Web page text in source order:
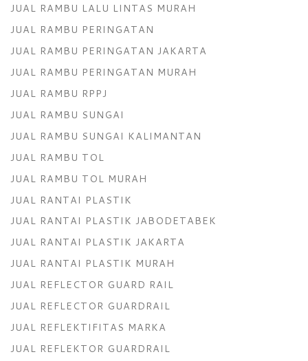
JUAL RAMBU LALU LINTAS MURAH
JUAL RAMBU PERINGATAN
JUAL RAMBU PERINGATAN JAKARTA
JUAL RAMBU PERINGATAN MURAH
JUAL RAMBU RPPJ
JUAL RAMBU SUNGAI
JUAL RAMBU SUNGAI KALIMANTAN
JUAL RAMBU TOL
JUAL RAMBU TOL MURAH
JUAL RANTAI PLASTIK
JUAL RANTAI PLASTIK JABODETABEK
JUAL RANTAI PLASTIK JAKARTA
JUAL RANTAI PLASTIK MURAH
JUAL REFLECTOR GUARD RAIL
JUAL REFLECTOR GUARDRAIL
JUAL REFLEKTIFITAS MARKA
JUAL REFLEKTOR GUARDRAIL